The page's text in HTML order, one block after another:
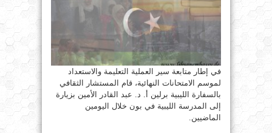
في إطار متابعة سير العملية التعليمة والاستعداد
لموسم الامتحانات النهائية، قام المستشار الثقافي
بالسفارة الليبية برلين أ. د. عبد القادر الأمين بزيارة
إلى المدرسة الليبية في بون خلال اليومين
الماضيين.